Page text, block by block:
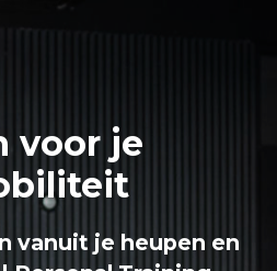
voor je
vanuit je heupen en